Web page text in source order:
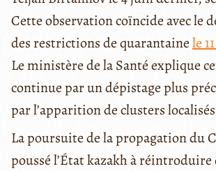
Cette observation coïncide avec le
des restrictions de quarantainele
Le ministère de la Santé explique
continue par un dépistage plus
par l’apparition de clusters
La poursuite de la propagation du
poussé l’État kazakh à réintroduire